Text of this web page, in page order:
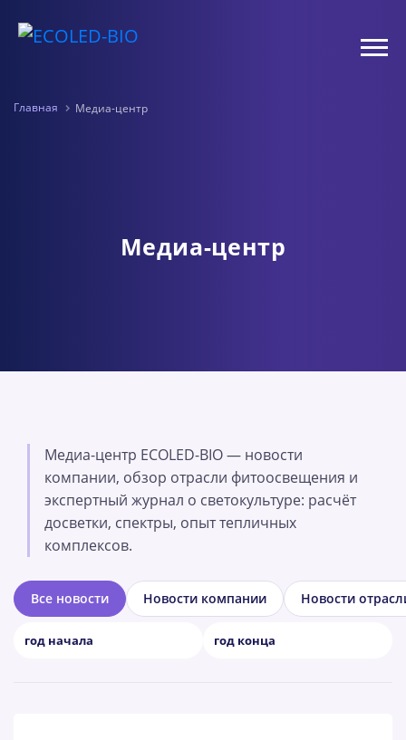
Главная Медиа-центр
Медиа-центр
Медиа-центр ECOLED-BIO — новости
компании, обзор отрасли фитоосвещения и
экспертный журнал о светокультуре: расчёт
досветки, спектры, опыт тепличных
комплексов.
Все новости Новости компании Новости